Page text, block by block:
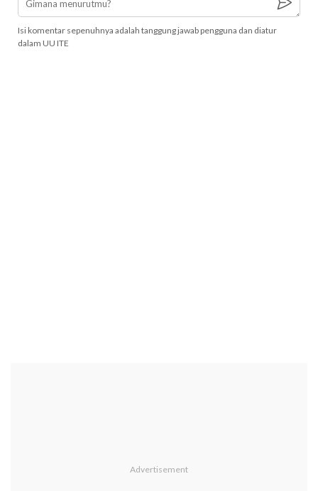
Isi komentar sepenuhnya adalah tanggung jawab pengguna dan diatur
dalam UU ITE